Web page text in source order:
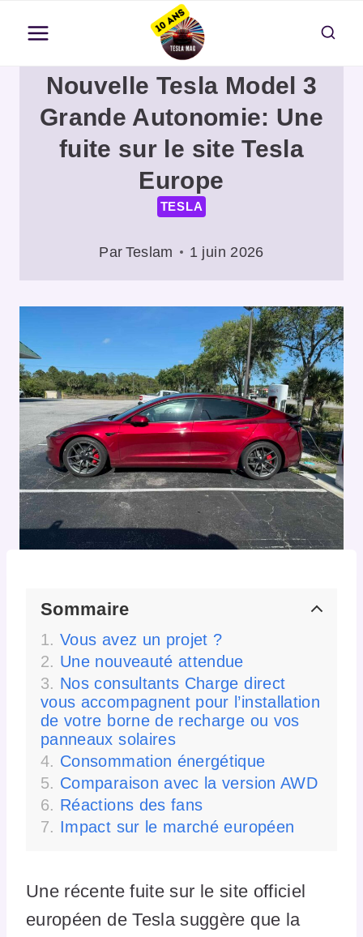
contenu
Nouvelle Tesla Model 3
Grande Autonomie: Une
fuite sur le site Tesla
Europe
TESLA
Par Teslam 1 juin 2026
Sommaire
Vous avez un projet ?
Une nouveauté attendue
Nos consultants Charge direct
vous accompagnent pour l’installation
de votre borne de recharge ou vos
panneaux solaires
Consommation énergétique
Comparaison avec la version AWD
Réactions des fans
Impact sur le marché européen
Une récente fuite sur le site officiel
européen de Tesla suggère que la